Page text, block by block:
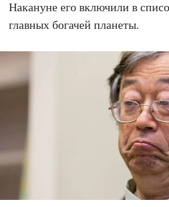
Накануне его включили в
главных богачей планеты.